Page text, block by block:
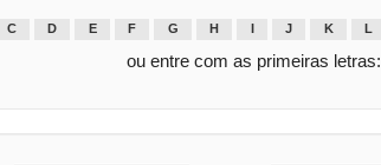
C D E F G H J K L
ou entre com as primeiras letras: